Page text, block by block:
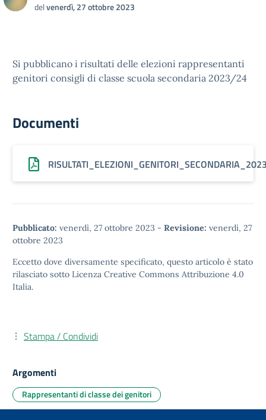
delvenerdì, 27 ottobre 2023
Si pubblicano i risultati delle elezioni rappresentanti
genitori consigli di classe scuola secondaria 2023/24
Documenti
Pubblicato: venerdì, 27 ottobre 2023 - Revisione: venerdì, 27
ottobre 2023
Eccetto dove diversamente specificato, questo articolo è stato
rilasciato sotto Licenza Creative Commons Attribuzione 4.0
Italia.
Stampa / Condividi
Argomenti
Rappresentanti di classe dei genitori